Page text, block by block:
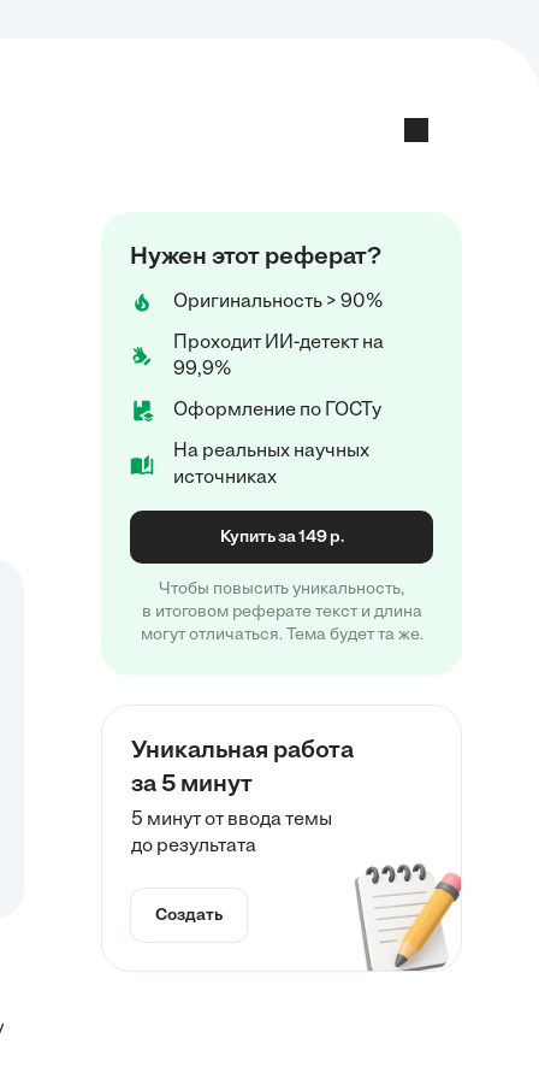
Нужен этот реферат?
Оригинальность > 90%
Проходит ИИ-детект на
99,9%
Оформление по ГОСТу
На реальных научных
источниках
Купить за 149 р.
Чтобы повысить уникальность,
в итоговом реферате текст и длина
могут отличаться. Тема будет та же.
Уникальная работа
за 5 минут
5 минут от ввода темы
до результата
Создать